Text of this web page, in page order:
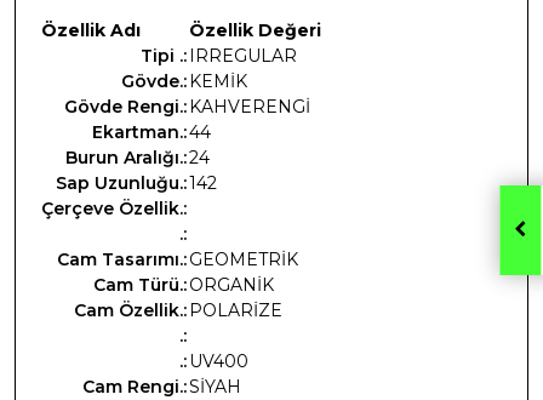
Özellik Adı
Özellik Değeri
Tipi .:IRREGULAR
Gövde.:KEMİK
Gövde Rengi.:KAHVERENGİ
Ekartman.:44
Burun Aralığı.:24
Sap Uzunluğu.:142
Çerçeve Özellik.:
.:
Cam Tasarımı.:GEOMETRİK
Cam Türü.:ORGANİK
Cam Özellik.:POLARİZE
.:
.:UV400
Cam Rengi.:SİYAH